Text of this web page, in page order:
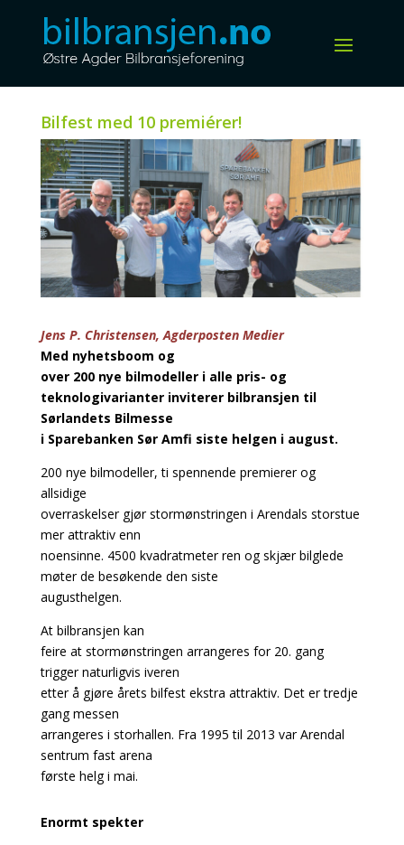
Bilfest med 10 premiérer!
Jens P. Christensen, Agderposten Medier
Med nyhetsboom og
over 200 nye bilmodeller i alle pris- og
teknologivarianter inviterer bilbransjen til
Sørlandets Bilmesse
i Sparebanken Sør Amfi siste helgen i august.
200 nye bilmodeller, ti spennende premierer og
allsidige
overraskelser gjør stormønstringen i Arendals storstue
mer attraktiv enn
noensinne. 4500 kvadratmeter ren og skjær bilglede
møter de besøkende den siste
augusthelgen.
At bilbransjen kan
feire at stormønstringen arrangeres for 20. gang
trigger naturligvis iveren
etter å gjøre årets bilfest ekstra attraktiv. Det er tredje
gang messen
arrangeres i storhallen. Fra 1995 til 2013 var Arendal
sentrum fast arena
første helg i mai.
Enormt spekter